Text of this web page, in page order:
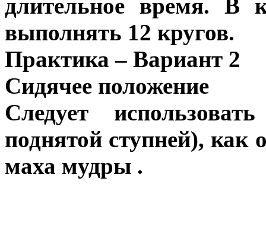
длительное время. В
выполнять 12 кругов.
Практика – Вариант 2
Сидячее положение
Следует
поднятой ступней), как
маха мудры .